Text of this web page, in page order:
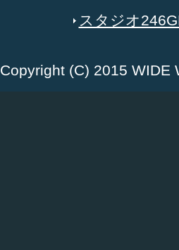
スタジオ
Copyright (C) 2015 WIDE